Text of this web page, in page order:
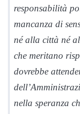
responsabilità
mancanza di
né alla città né
che meritano
dovrebbe
nella speranza